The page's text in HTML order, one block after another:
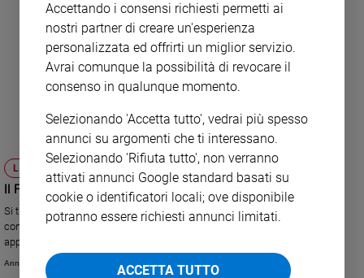
LUCCA
Il Festival, e non solo
Si terrà a Lucca, dal 16 al 19 aprile. Tema: "Nutrire le radici, superare i
confini". L'edizione 2015 del festival presenta quattro giorni di intensi
appuntamenti, con una serie di ospiti di rilievo. E' il primo meeting dei
"Cantieri del bene comune" che toccheranno diverse città italiane.
Annachiara Valle
Accettando i consensi richiesti permetti ai
nostri partner di creare un'esperienza
personalizzata ed offrirti un miglior servizio.
Avrai comunque la possibilità di revocare il
consenso in qualunque momento.
Selezionando 'Accetta tutto', vedrai più spesso
annunci su argomenti che ti interessano.
Selezionando 'Rifiuta tutto', non verranno
attivati annunci Google standard basati su
cookie o identificatori locali; ove disponibile
potranno essere richiesti annunci limitati.
ACCETTA TUTTO